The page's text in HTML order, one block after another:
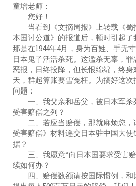
童增老师：
您好！
当看到《文摘周报》上转载《蜀
本国讨公道》的报道后，顿时引起了
那是在1944年4月，身为百姓、手无
日本鬼子活活杀死。这滥杀无辜，
恶报，日终投降，但长恨绵绵，终
天，群起算账要雪冤枉。为搞好这
问题：
一、我父亲和岳父，被日本军杀
受害赔偿之列？
二、若应当赔偿，那就麻烦您，
受害赔偿》材料递交日本驻中国大
据？
三、我愿意“向日本国要求受害赔
续如何办？
四、赔偿数额请按国际惯例，和